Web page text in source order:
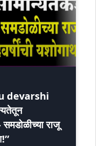
devarshi
राजू